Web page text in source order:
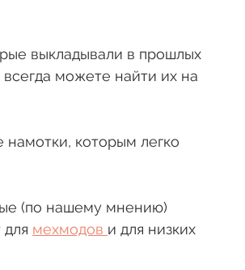
выкладывали в прошлых
всегда можете найти их на
намотки, которым легко
(по нашему мнению)
мехмодов и для низких